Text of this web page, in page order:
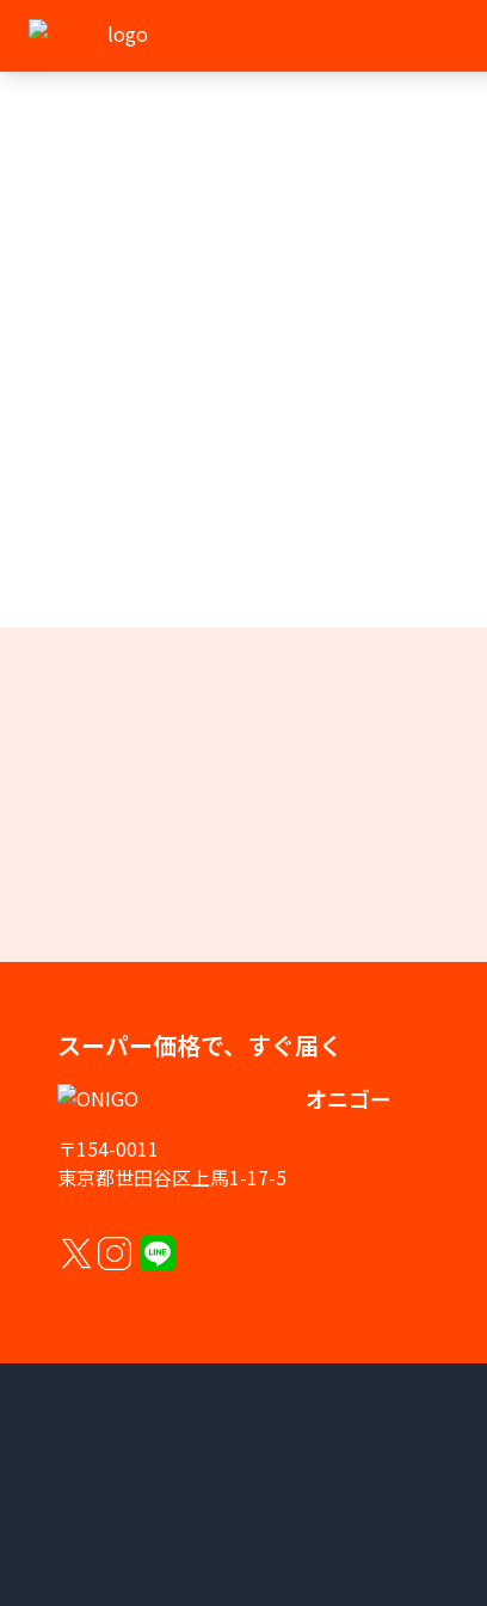
スーパー価格で、すぐ届く
オニゴー
〒154-0011
東京都世田谷区上馬1-17-5